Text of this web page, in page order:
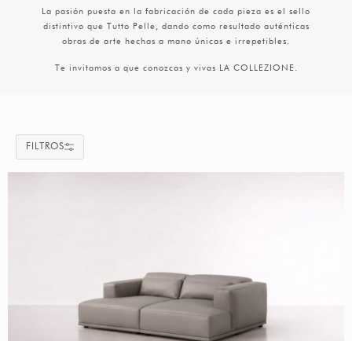
La pasión puesta en la fabricación de cada pieza es el sello
distintivo que Tutto Pelle, dando como resultado auténticas
obras de arte hechas a mano únicas e irrepetibles.
Te invitamos a que conozcas y vivas LA COLLEZIONE.
FILTROS